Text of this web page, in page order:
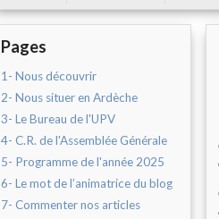
Pages
1- Nous découvrir
2- Nous situer en Ardèche
3- Le Bureau de l'UPV
4- C.R. de l'Assemblée Générale
5- Programme de l'année 2025
6- Le mot de l’animatrice du blog
7- Commenter nos articles